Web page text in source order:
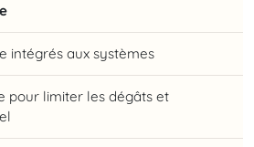
intégrés aux systèmes
pour limiter les dégâts et